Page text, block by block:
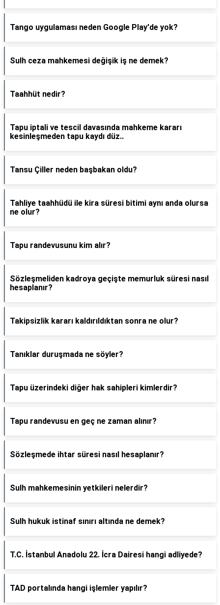
Tango uygulaması neden Google Play'de yok?
Sulh ceza mahkemesi değişik iş ne demek?
Taahhüt nedir?
Tapu iptali ve tescil davasında mahkeme kararı
kesinleşmeden tapu kaydı düz..
Tansu Çiller neden başbakan oldu?
Tahliye taahhüdü ile kira süresi bitimi aynı anda olursa
ne olur?
Tapu randevusunu kim alır?
Sözleşmeliden kadroya geçişte memurluk süresi nasıl
hesaplanır?
Takipsizlik kararı kaldırıldıktan sonra ne olur?
Tanıklar duruşmada ne söyler?
Tapu üzerindeki diğer hak sahipleri kimlerdir?
Tapu randevusu en geç ne zaman alınır?
Sözleşmede ihtar süresi nasıl hesaplanır?
Sulh mahkemesinin yetkileri nelerdir?
Sulh hukuk istinaf sınırı altında ne demek?
T.C. İstanbul Anadolu 22. İcra Dairesi hangi adliyede?
TAD portalında hangi işlemler yapılır?